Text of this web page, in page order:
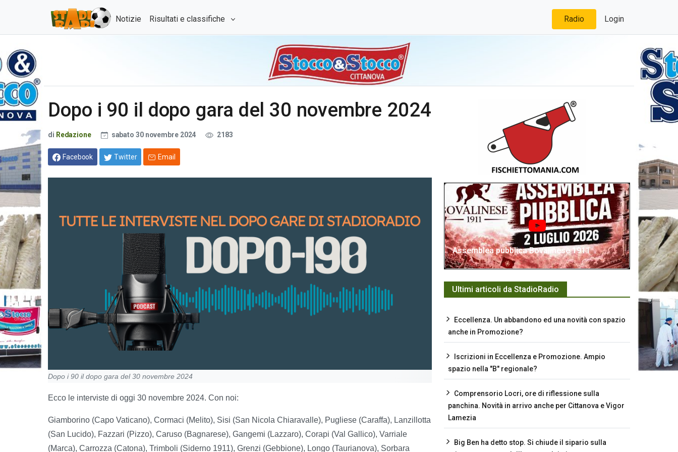
Notizie Risultati e classifiche Radio Login
Dopo i 90 il dopo gara del 30 novembre 2024
di Redazione sabato 30 novembre 2024 2183
Facebook Twitter Email
Dopo i 90 il dopo gara del 30 novembre 2024
Ecco le interviste di oggi 30 novembre 2024. Con noi:
Giamborino (Capo Vaticano), Cormaci (Melito), Sisi (San Nicola Chiaravalle), Pugliese (Caraffa), Lanzillotta
(San Lucido), Fazzari (Pizzo), Caruso (Bagnarese), Gangemi (Lazzaro), Corapi (Val Gallico), Varriale
(Marca), Carrozza (Catona), Trimboli (Siderno 1911), Grenzi (Gebbione), Longo (Taurianova), Sorbara
Assemblea pubblica Bovalinese 1911
Ultimi articoli da StadioRadio
Eccellenza. Un abbandono ed una novità con spazio
anche in Promozione?
Iscrizioni in Eccellenza e Promozione. Ampio
spazio nella "B" regionale?
Comprensorio Locri, ore di riflessione sulla
panchina. Novità in arrivo anche per Cittanova e Vigor
Lamezia
Big Ben ha detto stop. Si chiude il sipario sulla